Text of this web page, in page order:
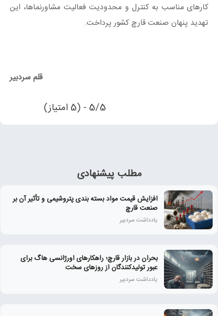
کارهای مناسب به کنترل و محدودیت فعالیت مشاورنماها، این
تهدید پنهان صنعت قارچ کشور پرداخت.
قلم سردبیر
5/5 - (5 امتیاز)
مطلب پیشنهادی
افزایش قیمت مواد بسته بندی پتروشیمی و تأثیر آن بر
صنعت قارچ
یادداشت سردبیر
بحران در بازار قارچ؛ راهکارهای اورژانسی هاگ برای
عبور تولیدکنندگان از روزهای سخت
یادداشت سردبیر